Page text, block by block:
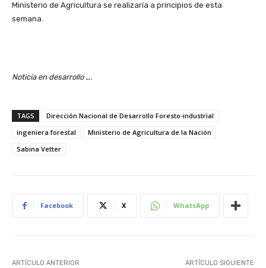
Ministerio de Agricultura se realizaría a principios de esta
semana.
Noticia en desarrollo ….
TAGS
Dirección Nacional de Desarrollo Foresto-industrial
ingeniera forestal
Ministerio de Agricultura de la Nación
Sabina Vetter
Facebook X WhatsApp
ARTÍCULO ANTERIOR ARTÍCULO SIGUIENTE